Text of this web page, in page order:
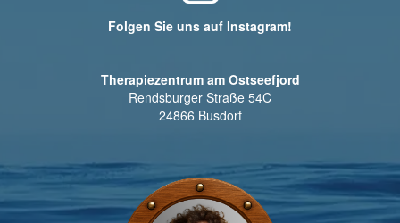
Folgen Sie uns auf Instagram!
Therapiezentrum am Ostseefjord
Rendsburger Straße 54C
24866 Busdorf